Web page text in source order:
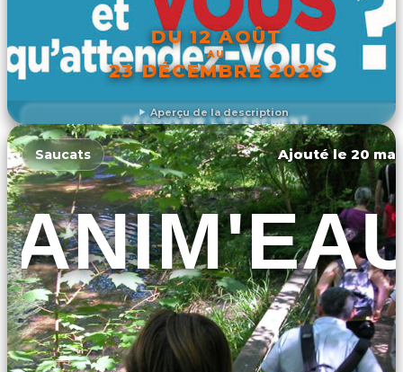
Aperçu de la description
DU 12 AOÛT
AU
23 DÉCEMBRE 2026
DÉCOUVRIR L'ÉVÉNEMENT
Saucats Ajouté le 20